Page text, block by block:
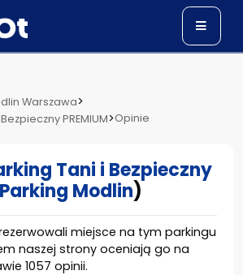
Warszawa>
PREMIUM>Opinie
Tani i Bezpieczny
Parking Modlin)
miejsce na tym parkingu
naszej strony oceniają go na
1057 opinii.